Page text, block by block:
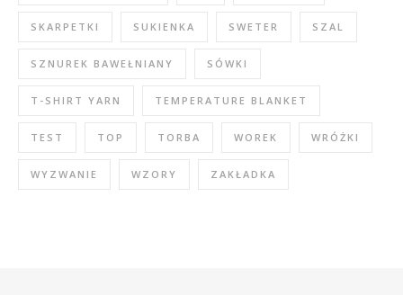
SKARPETKI SUKIENKA SWETER SZAL
SZNUREK BAWEŁNIANY SÓWKI
T-SHIRT YARN TEMPERATURE BLANKET
TEST TOP TORBA WOREK WRÓŻKI
WYZWANIE WZORY ZAKŁADKA